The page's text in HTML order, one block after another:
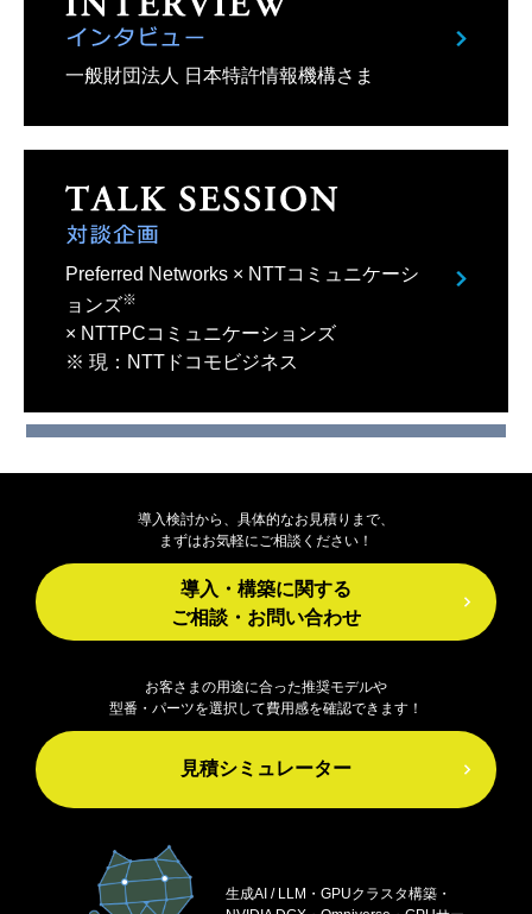
一般財団法人 日本特許情報機構さま
Preferred Networks × NTTコミュニケーシ
ョンズ※
× NTTPCコミュニケーションズ
※ 現：NTTドコモビジネス
導入検討から、具体的なお見積りまで、
まずはお気軽にご相談ください！
導入・構築に関する
ご相談・お問い合わせ
お客さまの用途に合った推奨モデルや
型番・パーツを選択して費用感を確認できます！
見積シミュレーター
生成AI / LLM・GPUクラスタ構築・